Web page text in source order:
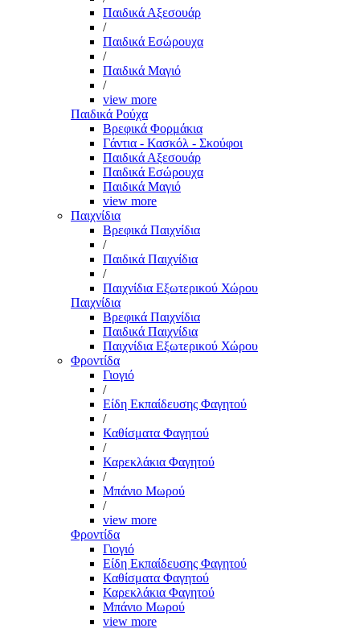
Παιδικά Αξεσουάρ
/
Παιδικά Εσώρουχα
/
Παιδικά Μαγιό
/
view more
Παιδικά Ρούχα
Βρεφικά Φορμάκια
Γάντια - Κασκόλ - Σκούφοι
Παιδικά Αξεσουάρ
Παιδικά Εσώρουχα
Παιδικά Μαγιό
view more
Παιχνίδια
Βρεφικά Παιχνίδια
/
Παιδικά Παιχνίδια
/
Παιχνίδια Εξωτερικού Χώρου
Παιχνίδια
Βρεφικά Παιχνίδια
Παιδικά Παιχνίδια
Παιχνίδια Εξωτερικού Χώρου
Φροντίδα
Γιογιό
/
Είδη Εκπαίδευσης Φαγητού
/
Καθίσματα Φαγητού
/
Καρεκλάκια Φαγητού
/
Μπάνιο Μωρού
/
view more
Φροντίδα
Γιογιό
Είδη Εκπαίδευσης Φαγητού
Καθίσματα Φαγητού
Καρεκλάκια Φαγητού
Μπάνιο Μωρού
view more